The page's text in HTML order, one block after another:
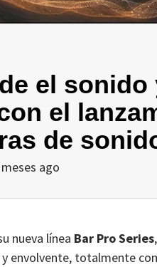
el
el
de
ago
nueva línea Bar Pro Series
envolvente, totalmente